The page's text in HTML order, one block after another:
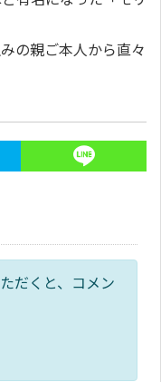
の親ご本人から直々
だくと、コメン